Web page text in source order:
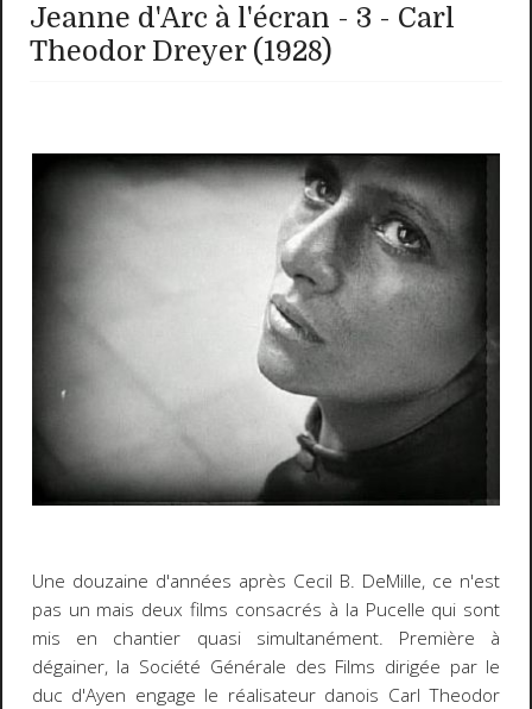
Jeanne d'Arc à l'écran - 3 - Carl
Theodor Dreyer (1928)
Une douzaine d'années après Cecil B. DeMille, ce n'est
pas un mais deux films consacrés à la Pucelle qui sont
mis en chantier quasi simultanément. Première à
dégainer, la Société Générale des Films dirigée par le
duc d'Ayen engage le réalisateur danois Carl Theodor